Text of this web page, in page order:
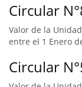
Circular
Valor de la
entre el 1 Enero
Circular